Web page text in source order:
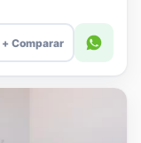
+ Comparar